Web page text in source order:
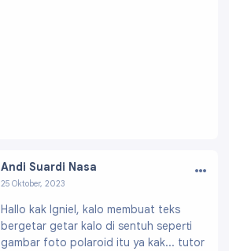
Andi Suardi Nasa
25 Oktober, 2023
4188634593932289
…
Hallo kak Igniel, kalo membuat teks
bergetar getar kalo di sentuh seperti
gambar foto polaroid itu ya kak... tutor